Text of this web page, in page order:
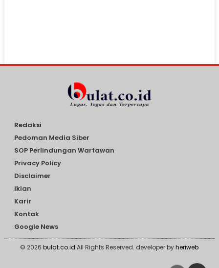
Redaksi
Pedoman Media Siber
SOP Perlindungan Wartawan
Privacy Policy
Disclaimer
Iklan
Karir
Kontak
Google News
© 2026bulat.co.id All Rights Reserved. developer byheriweb